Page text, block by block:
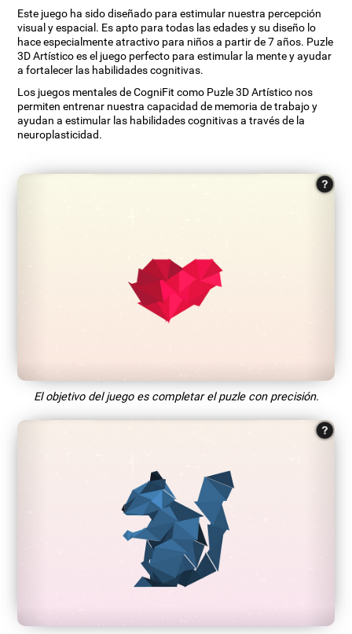
Este juego ha sido diseñado para estimular nuestra percepción
visual y espacial. Es apto para todas las edades y su diseño lo
hace especialmente atractivo para niños a partir de 7 años. Puzle
3D Artístico es el juego perfecto para estimular la mente y ayudar
a fortalecer las habilidades cognitivas.
Los juegos mentales de CogniFit como Puzle 3D Artístico nos
permiten entrenar nuestra capacidad de memoria de trabajo y
ayudan a estimular las habilidades cognitivas a través de la
neuroplasticidad.
El objetivo del juego es completar el puzle con precisión.